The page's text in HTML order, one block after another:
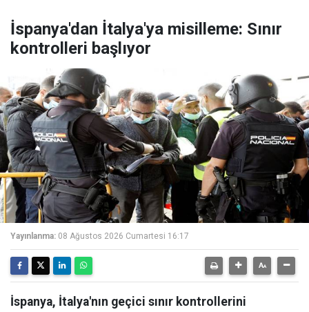
İspanya'dan İtalya'ya misilleme: Sınır
kontrolleri başlıyor
Yayınlanma: 08 Ağustos 2026 Cumartesi 16:17
İspanya, İtalya'nın geçici sınır kontrollerini